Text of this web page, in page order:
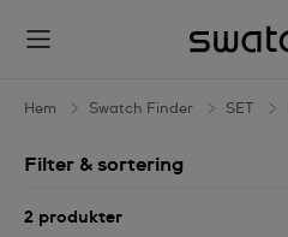
MONOCOLOR
Hem Swatch Finder SET
Filter & sortering
2 produkter